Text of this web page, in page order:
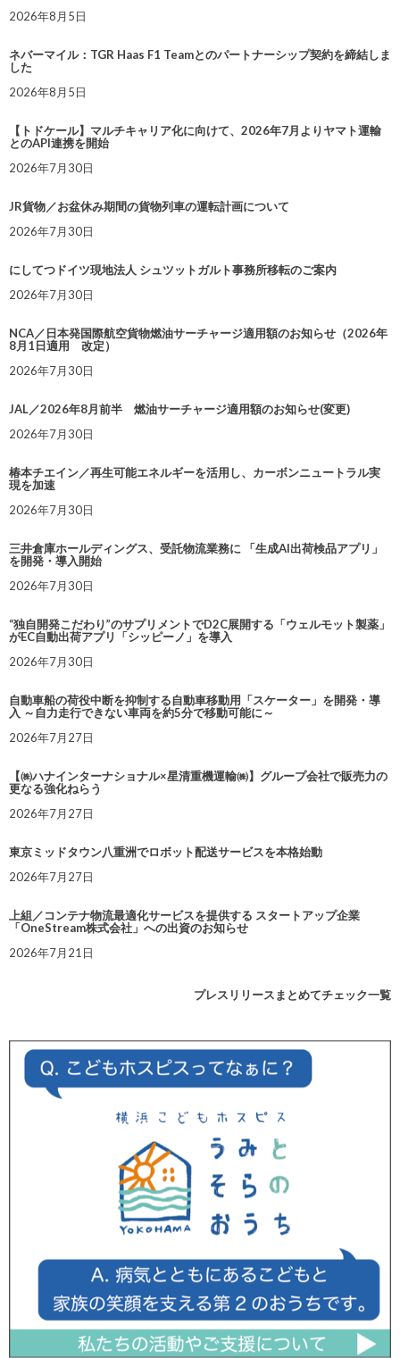
2026年8月5日
ネバーマイル：TGR Haas F1 Teamとのパートナーシップ契約を締結しま
した
2026年8月5日
【トドケール】マルチキャリア化に向けて、2026年7月よりヤマト運輸
とのAPI連携を開始
2026年7月30日
JR貨物／お盆休み期間の貨物列車の運転計画について
2026年7月30日
にしてつドイツ現地法人 シュツットガルト事務所移転のご案内
2026年7月30日
NCA／日本発国際航空貨物燃油サーチャージ適用額のお知らせ（2026年
8月1日適用 改定）
2026年7月30日
JAL／2026年8月前半 燃油サーチャージ適用額のお知らせ(変更)
2026年7月30日
椿本チエイン／再生可能エネルギーを活用し、カーボンニュートラル実
現を加速
2026年7月30日
三井倉庫ホールディングス、受託物流業務に 「生成AI出荷検品アプリ」
を開発・導入開始
2026年7月30日
“独自開発こだわり”のサプリメントでD2C展開する「ウェルモット製薬」
がEC自動出荷アプリ「シッピーノ」を導入
2026年7月30日
自動車船の荷役中断を抑制する自動車移動用「スケーター」を開発・導
入 ～自力走行できない車両を約5分で移動可能に～
2026年7月27日
【㈱ハナインターナショナル×星清重機運輸㈱】グループ会社で販売力の
更なる強化ねらう
2026年7月27日
東京ミッドタウン八重洲でロボット配送サービスを本格始動
2026年7月27日
上組／コンテナ物流最適化サービスを提供する スタートアップ企業
「OneStream株式会社」への出資のお知らせ
2026年7月21日
プレスリリースまとめてチェック一覧